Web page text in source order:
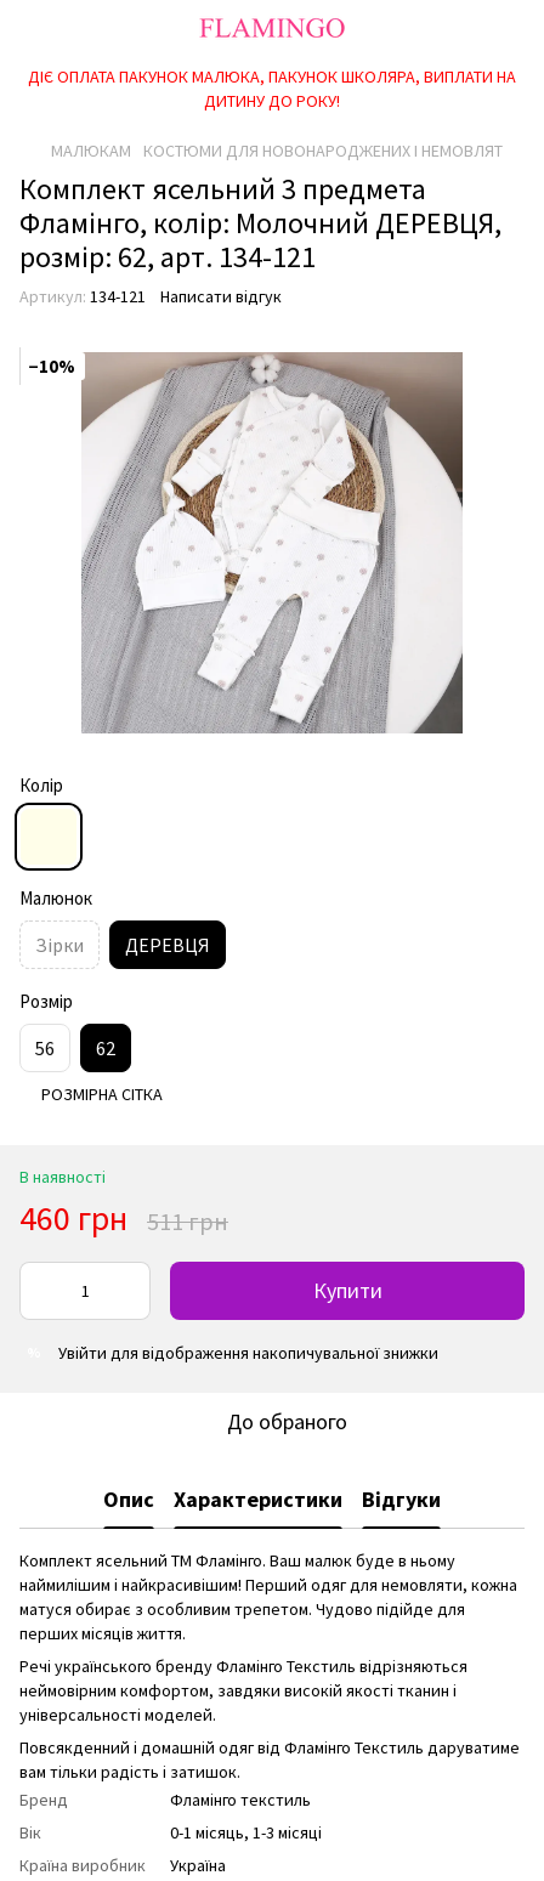
ДІЄ ОПЛАТА ПАКУНОК МАЛЮКА, ПАКУНОК ШКОЛЯРА, ВИПЛАТИ НА
ДИТИНУ ДО РОКУ!
МАЛЮКАМ КОСТЮМИ ДЛЯ НОВОНАРОДЖЕНИХ І НЕМОВЛЯТ
Комплект ясельний 3 предмета
Фламінго, колір: Молочний ДЕРЕВЦЯ,
розмір: 62, арт. 134-121
Артикул: 134-121 Написати відгук
−10%
Колір
Малюнок
Зірки ДЕРЕВЦЯ
Розмір
56 62
РОЗМІРНА СІТКА
В наявності
460 грн 511 грн
Купити
Увійти для відображення накопичувальної знижки
До обраного
Опис Характеристики Відгуки
Комплект ясельний ТМ Фламінго. Ваш малюк буде в ньому
наймилішим і найкрасивішим! Перший одяг для немовляти, кожна
матуся обирає з особливим трепетом. Чудово підійде для
перших місяців життя.
Речі українського бренду Фламінго Текстиль відрізняються
неймовірним комфортом, завдяки високій якості тканин і
універсальності моделей.
Повсякденний і домашній одяг від Фламінго Текстиль даруватиме
вам тільки радість і затишок.
Бренд
Фламінго текстиль
Вік
0-1 місяць, 1-3 місяці
Країна виробник
Україна